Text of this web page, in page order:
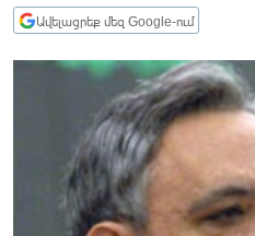
ՀԱՍԱՐԱԿՈՒԹՅՈՒՆ
ՊԱՏԵՐԱԶՄԻ 6 ՇԱԲԱԹՆԵՐԸ
ՏԱՐԱԾԱՇՐՋԱՆ
ՄԻՋԱԶԳԱՅԻՆ
Ավելացրեք մեզ Google-ում